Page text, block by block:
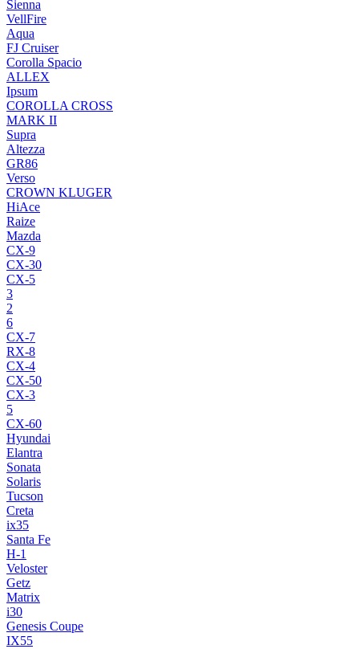
Sienna
VellFire
Aqua
FJ Cruiser
Corolla Spacio
ALLEX
Ipsum
COROLLA CROSS
MARK II
Supra
Altezza
GR86
Verso
CROWN KLUGER
HiAce
Raize
Mazda
CX-9
CX-30
CX-5
3
2
6
CX-7
RX-8
CX-4
CX-50
CX-3
5
CX-60
Hyundai
Elantra
Sonata
Solaris
Tucson
Creta
ix35
Santa Fe
H-1
Veloster
Getz
Matrix
i30
Genesis Coupe
IX55